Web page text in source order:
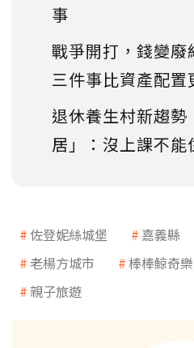
事
戰爭開打，錢變廢
三件事比資產配置
退休養生村新趨勢
居」：沒上課不
佐登妮絲城堡 嘉義縣
老楊方城市
棒棒鯨奇
親子旅遊